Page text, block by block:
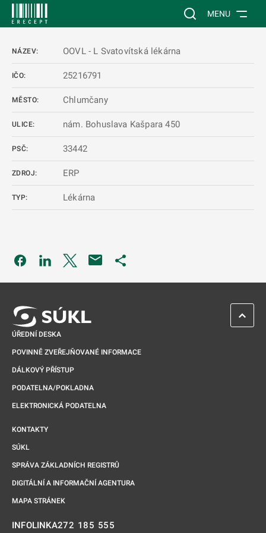
Vyhledávání na
MENU
NÁZEV: OOVL - L Svatovítská lékárna
IČO: 25216791
MĚSTO: Chlumčany
ULICE: nám. Bohuslava Kašpara 450
PSČ: 33442
ZDROJ: ERP
TYP: Lékárna
Odkaz se otevře na nové kartě
Odkaz se otevře na nové kartě
Odkaz se otevře na nové kartě
ÚŘEDNÍ DESKA
POVINNĚ ZVEŘEJŇOVANÉ INFORMACE
DÁLKOVÝ PŘÍSTUP
PODATELNA/POKLADNA
ELEKTRONICKÁ PODATELNA
KONTAKTY
SÚKL
SPRÁVA ZÁKLADNÍCH REGISTRŮ
DIGITÁLNÍ A INFORMAČNÍ AGENTURA
MAPA STRÁNEK
INFOLINKA272 185 555
ZPĚT